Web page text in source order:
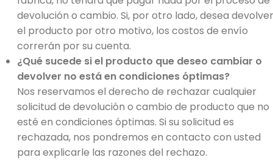
devolución o cambio. Si, por otro lado, desea devolver
el producto por otro motivo, los costos de envío
correrán por su cuenta.
¿Qué sucede si el producto que deseo cambiar o
devolver no está en condiciones óptimas?
Nos reservamos el derecho de rechazar cualquier
solicitud de devolución o cambio de producto que no
esté en condiciones óptimas. Si su solicitud es
rechazada, nos pondremos en contacto con usted
para explicarle las razones del rechazo.